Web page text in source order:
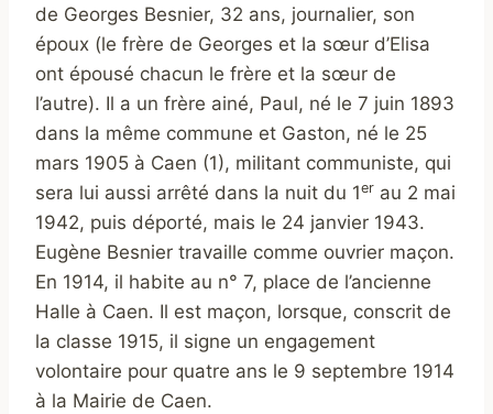
de Georges Besnier, 32 ans, journalier, son
époux (le frère de Georges et la sœur d’Elisa
ont épousé chacun le frère et la sœur de
l’autre). Il a un frère ainé, Paul, né le 7 juin 1893
dans la même commune et Gaston, né le 25
mars 1905 à Caen (1), militant communiste, qui
sera lui aussi arrêté dans la nuit du 1er au 2 mai
1942, puis déporté, mais le 24 janvier 1943.
Eugène Besnier travaille comme ouvrier maçon.
En 1914, il habite au n° 7, place de l’ancienne
Halle à Caen. Il est maçon, lorsque, conscrit de
la classe 1915, il signe un engagement
volontaire pour quatre ans le 9 septembre 1914
à la Mairie de Caen.